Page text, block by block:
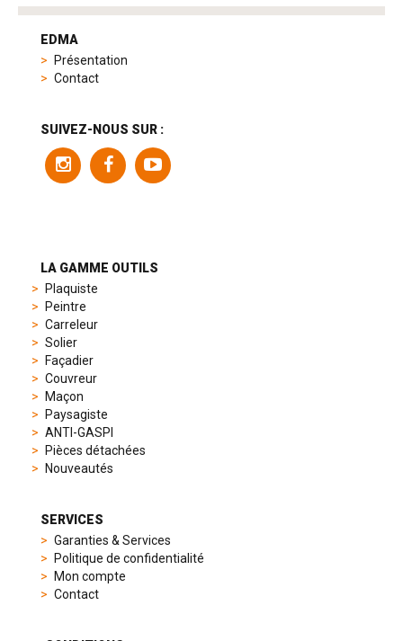
tag
product
sporty
chronographs
elegant
watches.
model
chosen
timeless
recreated
EDMA
Présentation
Contact
SUIVEZ-NOUS SUR :
LA GAMME OUTILS
Plaquiste
Peintre
Carreleur
Solier
Façadier
Couvreur
Maçon
Paysagiste
ANTI-GASPI
Pièces détachées
Nouveautés
SERVICES
Garanties & Services
Politique de confidentialité
Mon compte
Contact